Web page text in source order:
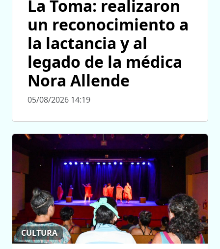
La Toma: realizaron
un reconocimiento a
la lactancia y al
legado de la médica
Nora Allende
05/08/2026 14:19
CULTURA